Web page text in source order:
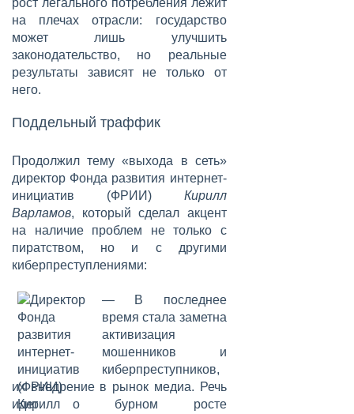
рост легального потребления лежит
на плечах отрасли: государство
может лишь улучшить
законодательство, но реальные
результаты зависят не только от
него.
Поддельный траффик
Продолжил тему «выхода в сеть»
директор Фонда развития интернет-
инициатив (ФРИИ) Кирилл
Варламов, который сделал акцент
на наличие проблем не только с
пиратством, но и с другими
киберпреступлениями:
— В последнее
время стала заметна
активизация
мошенников и
киберпреступников,
их внедрение в рынок медиа. Речь
идет о бурном росте